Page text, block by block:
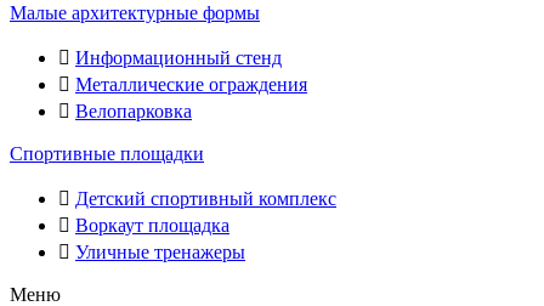
Малые архитектурные формы
Информационный стенд
Металлические ограждения
Велопарковка
Спортивные площадки
Детский спортивный комплекс
Воркаут площадка
Уличные тренажеры
Меню